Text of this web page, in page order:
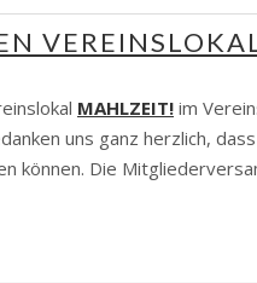
MAHLZEIT! im
uns ganz herzlich,
Die